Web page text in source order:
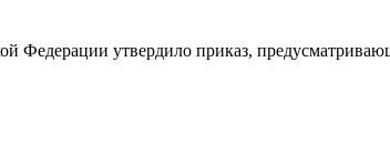
Федерации утвердило приказ,